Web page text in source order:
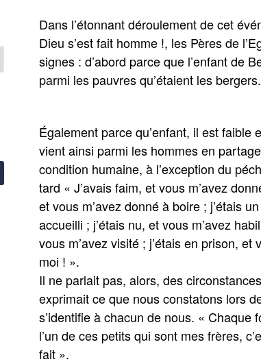
Dans l’étonnant déroulement de cet
Dieu s’est fait homme !, les Pères de
signes : d’abord parce que l’enfant de
parmi les pauvres qu’étaient les bergers.
Également parce qu’enfant, il est faible
vient ainsi parmi les hommes en
condition humaine, à l’exception du
tard « J’avais faim, et vous m’avez
et vous m’avez donné à boire ; j’étais
accueilli ; j’étais nu, et vous m’avez
vous m’avez visité ; j’étais en prison, et
moi ! ».
Il ne parlait pas, alors, des
exprimait ce que nous constatons lors
s’identifie à chacun de nous. « Chaque
l’un de ces petits qui sont mes frères,
fait ».
Rechercher …